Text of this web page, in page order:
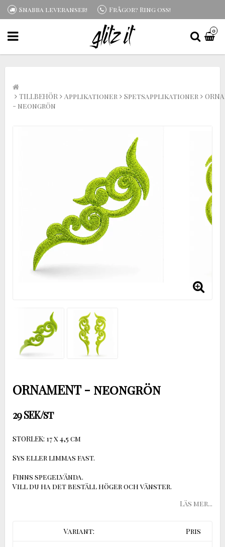
Snabba leveranser! Frågor? Ring oss!
0
TILLBEHÖR Applikationer Spetsapplikationer
- neongrön
ORNAMENT - neongrön
29 SEK/st
STORLEK: 17 x 4,5 cm
Sys eller limmas fast.
Finns spegelvända.
Vill du ha det beställ höger och vänster.
Läs mer...
Variant: Pris